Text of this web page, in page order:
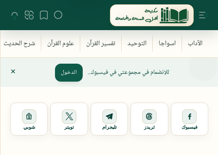
للإنضمام في مجموعتي في فيسبوك.. الدخول
فيسبوك ثريدز تليجرام تويتر شوبي